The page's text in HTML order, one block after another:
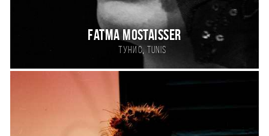
fatma mostaisser
Тунис,tunis